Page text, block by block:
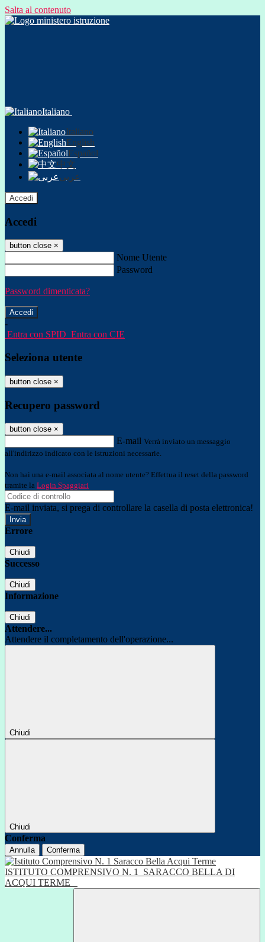
Salta al contenuto
Italiano
Italiano
English
Español
中文
عربى
Accedi
Accedi
button close ×
Nome Utente
Password
Password dimenticata?
-
Entra con SPID Entra con CIE
Seleziona utente
button close ×
Recupero password
button close ×
E-mail Verrà inviato un messaggio
all'indirizzo indicato con le istruzioni necessarie.
Non hai una e-mail associata al nome utente? Effettua il reset della password
tramite la Login Spaggiari
E-mail inviata, si prega di controllare la casella di posta elettronica!
Errore
Chiudi
Successo
Chiudi
Informazione
Chiudi
Attendere...
Attendere il completamento dell'operazione...
Chiudi
Chiudi
Conferma
Annulla Conferma
ISTITUTO COMPRENSIVO N. 1
SARACCO BELLA DI
ACQUI TERME